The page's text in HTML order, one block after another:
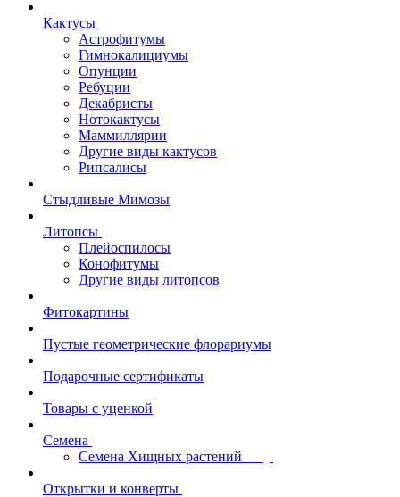
Кактусы
Астрофитумы
Гимнокалициумы
Опунции
Ребуции
Декабристы
Нотокактусы
Маммиллярии
Другие виды кактусов
Рипсалисы
Стыдливые Мимозы
Литопсы
Плейоспилосы
Конофитумы
Другие виды литопсов
Фитокартины
Пустые геометрические флорариумы
Подарочные сертификаты
Товары с уценкой
Семена
Семена Хищных растений
Открытки и конверты